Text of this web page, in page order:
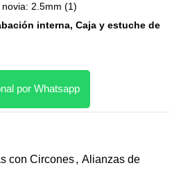
2.5mm (1)
interna, Caja y estuche de
por Whatsapp
con Circones, Alianzas de